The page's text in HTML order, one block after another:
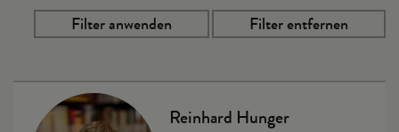
Reinhard Hunger